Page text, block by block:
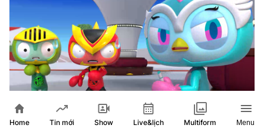
Home Tin mới Show Live&lịch Multiform Menu